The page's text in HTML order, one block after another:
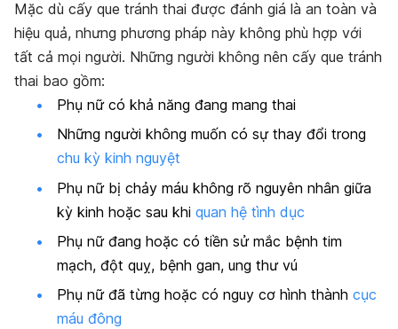
Mặc dù cấy que tránh thai được đánh giá là an toàn và
hiệu quả, nhưng phương pháp này không phù hợp với
tất cả mọi người. Những người không nên cấy que tránh
thai bao gồm:
Phụ nữ có khả năng đang mang thai
Những người không muốn có sự thay đổi trong
chu kỳ kinh nguyệt
Phụ nữ bị chảy máu không rõ nguyên nhân giữa
kỳ kinh hoặc sau khi quan hệ tình dục
Phụ nữ đang hoặc có tiền sử mắc bệnh tim
mạch, đột quỵ, bệnh gan, ung thư vú
Phụ nữ đã từng hoặc có nguy cơ hình thành cục
máu đông